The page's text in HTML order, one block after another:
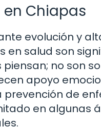
Chiapas
evolución y
salud son
no son
apoyo
de
en algunas